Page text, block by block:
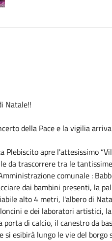
Natale!!
della Pace e la vigilia
Plebiscito apre l'attesissimo
da trascorrere tra le
comunale :
dai bambini presenti, la
alto 4 metri, l'albero di
e dei laboratori artistici,
di calcio, il canestro da
si esibirà lungo le vie del